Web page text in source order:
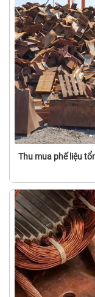
Thu mua phế liệu